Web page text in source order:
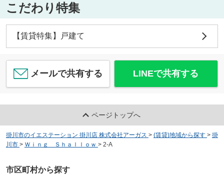
こだわり特集
【賃貸特集】戸建て
メールで共有する LINEで共有する
ページトップへ
掛川市のイエステーション 掛川店 株式会社アーガス > (賃貸)地域から探す > 掛
川市 > Ｗｉｎｇ Ｓｈａｌｌｏｗ > 2-A
市区町村から探す